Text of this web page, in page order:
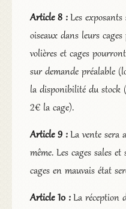
Article 8 : Les
oiseaux dans leurs
volières et cages
sur demande préalable
la disponibilité du stock
2€ la cage).
Article 9 : La vente sera
même. Les cages sales
cages en mauvais état
Article 10 : La réception